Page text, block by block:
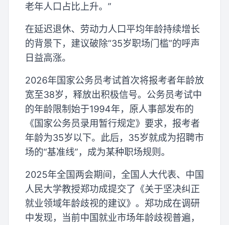
老年人口占比上升。”
在延迟退休、劳动力人口平均年龄持续增长
的背景下，建议破除“35岁职场门槛”的呼声
日益高涨。
2026年国家公务员考试首次将报考者年龄放
宽至38岁，释放出积极信号。公务员考试中
的年龄限制始于1994年，原人事部发布的
《国家公务员录用暂行规定》要求，报考者
年龄为35岁以下。此后，35岁就成为招聘市
场的“基准线”，成为某种职场规则。
2025年全国两会期间，全国人大代表、中国
人民大学教授郑功成提交了《关于坚决纠正
就业领域年龄歧视的建议》。郑功成在调研
中发现，当前中国就业市场年龄歧视普遍，